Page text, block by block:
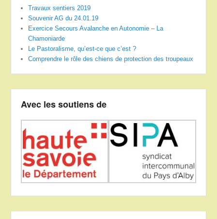
Travaux sentiers 2019
Souvenir AG du 24.01.19
Exercice Secours Avalanche en Autonomie – La
Chamoniarde
Le Pastoralisme, qu’est-ce que c’est ?
Comprendre le rôle des chiens de protection des troupeaux
Avec les soutiens de